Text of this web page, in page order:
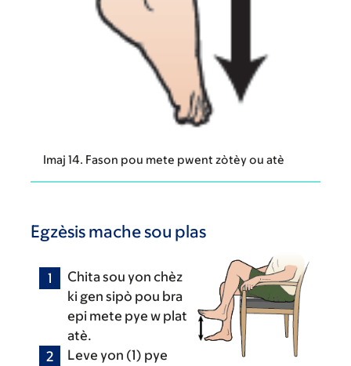
Imaj 14. Fason pou mete pwent zòtèy ou atè
Egzèsis mache sou plas
Chita sou yon chèz
ki gen sipò pou bra
epi mete pye w plat
atè.
Leve yon (1) pye